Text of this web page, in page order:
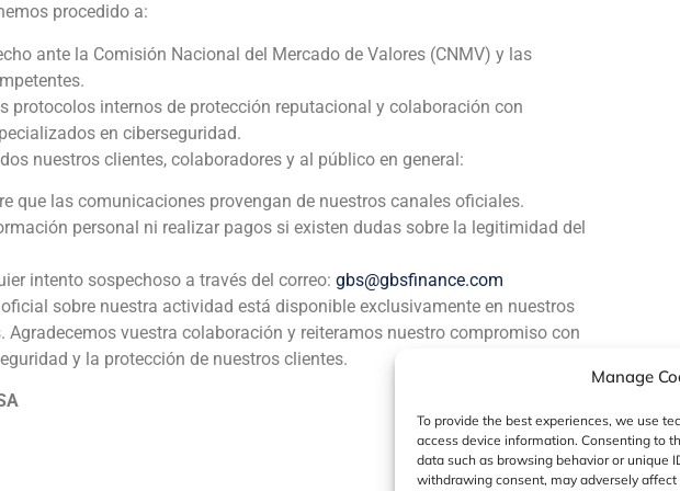
Manage
To provide the best experiences, we use
access device information. Consenting to
data such as browsing behavior or unique
withdrawing consent, may adversely
México Ecuador Perú Chile
Política de Cookies Política de Privacidad Aviso Legal
GBS Finance ©2023
procedido a:
ante la Comisión Nacional del Mercado de Valores (CNMV) y las
protocolos internos de protección reputacional y colaboración con
en ciberseguridad.
nuestros clientes, colaboradores y al público en general:
que las comunicaciones provengan de nuestros canales oficiales.
personal ni realizar pagos si existen dudas sobre la legitimidad del
intento sospechoso a través del correo: gbs@gbsfinance.com
sobre nuestra actividad está disponible exclusivamente en nuestros
Agradecemos vuestra colaboración y reiteramos nuestro compromiso con
y la protección de nuestros clientes.